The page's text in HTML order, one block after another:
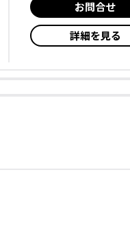
お問合せ
詳細を見る